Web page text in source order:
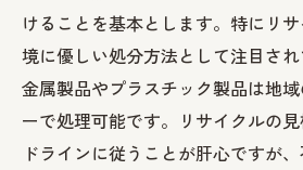
練馬区のゴミ分別ルール
よくある分別ミスを防ぐ
回収日を逃さないための
術
けることを基本とします。特にリ
境に優しい処分方法として注目され
金属製品やプラスチック製品は地
ーで処理可能です。リサイクルの
ドラインに従うことが肝心ですが